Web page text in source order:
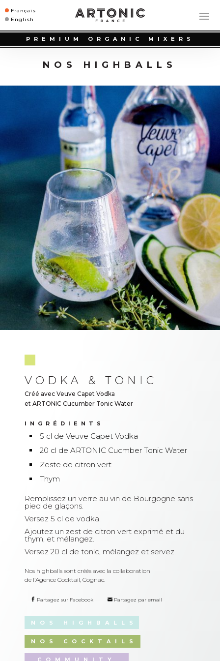
Français
English
PREMIUM ORGANIC MIXERS
NOS HIGHBALLS
VODKA & TONIC
Créé avec Veuve Capet Vodka
et ARTONIC Cucumber Tonic Water
INGRÉDIENTS
5 cl de Veuve Capet Vodka
20 cl de ARTONIC Cucmber Tonic Water
Zeste de citron vert
Thym
Remplissez un verre au vin de Bourgogne sans
pied de glaçons.
Versez 5 cl de vodka.
Ajoutez un zest de citron vert exprimé et du
thym, et mélangez.
Versez 20 cl de tonic, mélangez et servez.
Nos highballs sont créés avec la collaboration
de l’Agence Cocktail, Cognac.
Partagez sur Facebook Partagez par email
NOS HIGHBALLS
NOS COCKTAILS